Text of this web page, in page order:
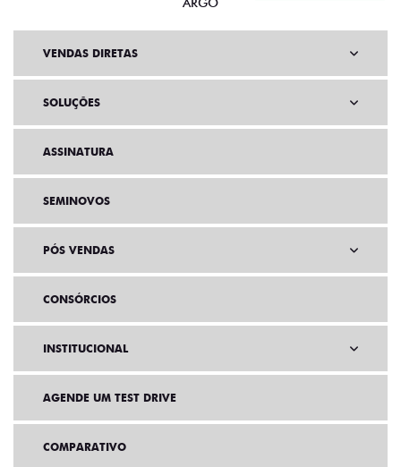
VENDAS DIRETAS
SOLUÇÕES
ASSINATURA
SEMINOVOS
PÓS VENDAS
CONSÓRCIOS
INSTITUCIONAL
AGENDE UM TEST DRIVE
COMPARATIVO